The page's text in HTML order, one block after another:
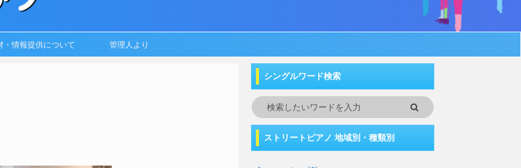
・情報提供について 管理人より
シングルワード検索
ストリートピアノ 地域別・種類別